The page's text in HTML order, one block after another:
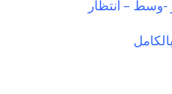
-وسط – انتظار